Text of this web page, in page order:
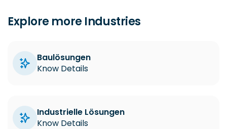
Explore more Industries
Baulösungen
Know Details
Industrielle Lösungen
Know Details